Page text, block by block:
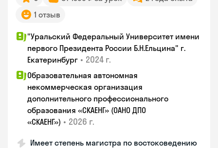
1 отзыв
"Уральский Федеральный Университет имени
первого Президента России Б.Н.Ельцина" г.
Екатеринбург • 2024 г.
Образовательная автономная
некоммерческая организация
дополнительного профессионального
образования «СКАЕНГ» (ОАНО ДПО
«СКАЕНГ») • 2026 г.
Имеет степень магистра по востоковедению